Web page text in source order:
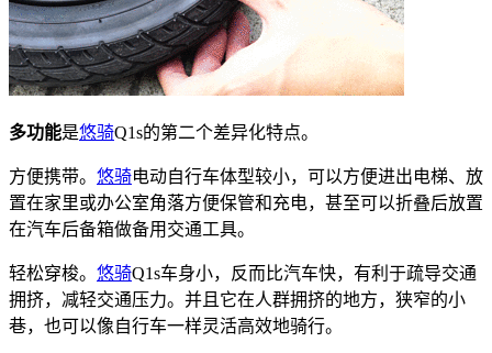
多功能是悠骑Q1s的第二个差异化特点。
方便携带。 悠骑电动自行车体型较小，可以方便进出电梯、放
置在家里或办公室角落方便保管和充电，甚至可以折叠后放置
在汽车后备箱做备用交通工具。
轻松穿梭。 悠骑Q1s车身小，反而比汽车快，有利于疏导交通
拥挤，减轻交通压力。并且它在人群拥挤的地方，狭窄的小
巷，也可以像自行车一样灵活高效地骑行。